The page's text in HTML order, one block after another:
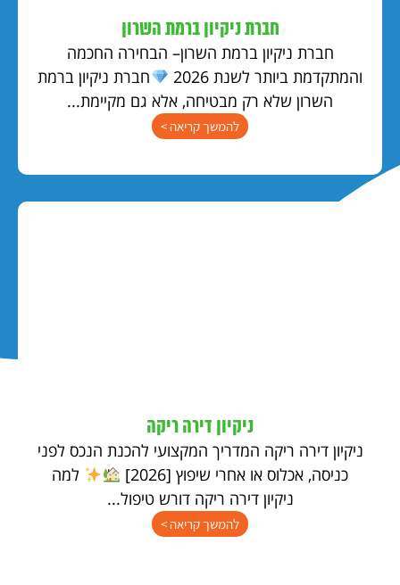
חברת ניקיון ברמת השרון
חברת ניקיון ברמת השרון– הבחירה החכמה
והמתקדמת ביותר לשנת 2026
חברת ניקיון ברמת
השרון שלא רק מבטיחה, אלא גם מקיימת...
להמשך קריאה >
ניקיון דירה ריקה
ניקיון דירה ריקה המדריך המקצועי להכנת הנכס לפני
כניסה, אכלוס או אחרי שיפוץ [2026]
למה
ניקיון דירה ריקה דורש טיפול...
להמשך קריאה >